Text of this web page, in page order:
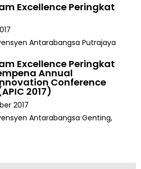
Excellence Peringkat
Antarabangsa Putrajaya
Excellence Peringkat
Annual
Conference
2017)
2017
Antarabangsa Genting,